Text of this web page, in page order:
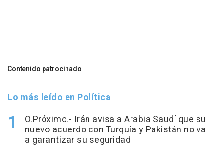
Contenido patrocinado
Lo más leído en Política
O.Próximo.- Irán avisa a Arabia Saudí que su
nuevo acuerdo con Turquía y Pakistán no va
a garantizar su seguridad